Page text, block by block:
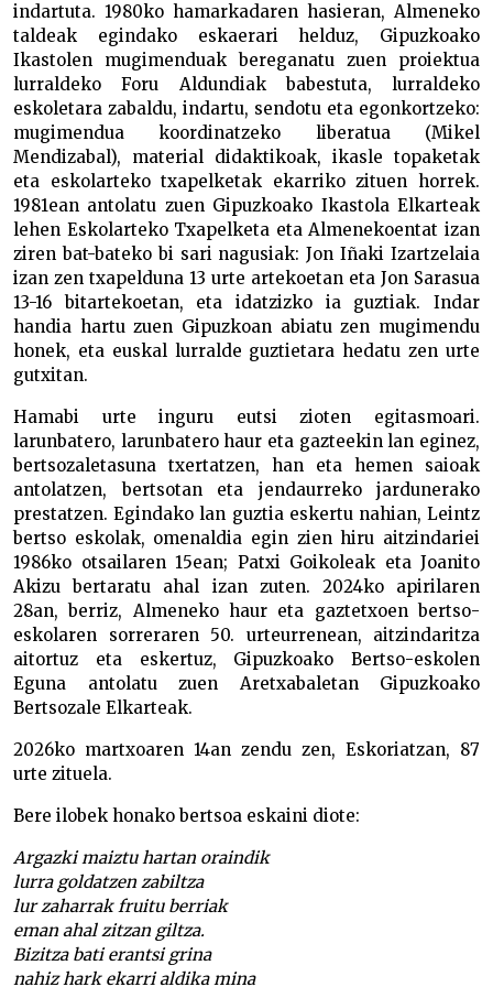
indartuta. 1980ko hamarkadaren hasieran, Almeneko
taldeak egindako eskaerari helduz, Gipuzkoako
Ikastolen mugimenduak bereganatu zuen proiektua
lurraldeko Foru Aldundiak babestuta, lurraldeko
eskoletara zabaldu, indartu, sendotu eta egonkortzeko:
mugimendua koordinatzeko liberatua (Mikel
Mendizabal), material didaktikoak, ikasle topaketak
eta eskolarteko txapelketak ekarriko zituen horrek.
1981ean antolatu zuen Gipuzkoako Ikastola Elkarteak
lehen Eskolarteko Txapelketa eta Almenekoentat izan
ziren bat-bateko bi sari nagusiak: Jon Iñaki Izartzelaia
izan zen txapelduna 13 urte artekoetan eta Jon Sarasua
13-16 bitartekoetan, eta idatzizko ia guztiak. Indar
handia hartu zuen Gipuzkoan abiatu zen mugimendu
honek, eta euskal lurralde guztietara hedatu zen urte
gutxitan.
Hamabi urte inguru eutsi zioten egitasmoari.
larunbatero, larunbatero haur eta gazteekin lan eginez,
bertsozaletasuna txertatzen, han eta hemen saioak
antolatzen, bertsotan eta jendaurreko jardunerako
prestatzen. Egindako lan guztia eskertu nahian, Leintz
bertso eskolak, omenaldia egin zien hiru aitzindariei
1986ko otsailaren 15ean; Patxi Goikoleak eta Joanito
Akizu bertaratu ahal izan zuten. 2024ko apirilaren
28an, berriz, Almeneko haur eta gaztetxoen bertso-
eskolaren sorreraren 50. urteurrenean, aitzindaritza
aitortuz eta eskertuz, Gipuzkoako Bertso-eskolen
Eguna antolatu zuen Aretxabaletan Gipuzkoako
Bertsozale Elkarteak.
2026ko martxoaren 14an zendu zen, Eskoriatzan, 87
urte zituela.
Bere ilobek honako bertsoa eskaini diote:
Argazki maiztu hartan oraindik
lurra goldatzen zabiltza
lur zaharrak fruitu berriak
eman ahal zitzan giltza.
Bizitza bati erantsi grina
nahiz hark ekarri aldika mina